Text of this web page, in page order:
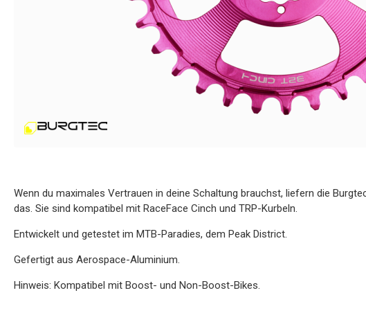
Wenn du maximales Vertrauen in deine Schaltung brauchst, liefern die
das. Sie sind kompatibel mit RaceFace Cinch und TRP-Kurbeln.
Entwickelt und getestet im MTB-Paradies, dem Peak District.
Gefertigt aus Aerospace-Aluminium.
Hinweis: Kompatibel mit Boost- und Non-Boost-Bikes.